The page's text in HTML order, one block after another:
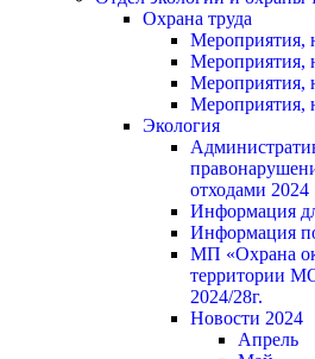
Охрана труда
Мероприятия,
Мероприятия,
Мероприятия,
Мероприятия,
Экология
отходами 2024
Информация
Информация
МП «Охрана
территории
2024/28г.
Новости 2024
Апрель